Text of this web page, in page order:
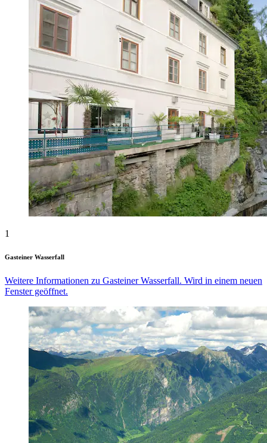
1
Gasteiner Wasserfall
Weitere Informationen zu Gasteiner Wasserfall. Wird in einem neuen
Fenster geöffnet.